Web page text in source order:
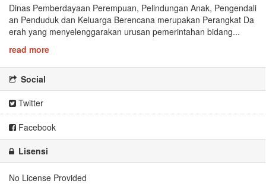
Dinas Pemberdayaan Perempuan, Pelindungan Anak, Pengendali
an Penduduk dan Keluarga Berencana merupakan Perangkat Da
erah yang menyelenggarakan urusan pemerintahan bidang...
read more
Social
Twitter
Facebook
Lisensi
No License Provided